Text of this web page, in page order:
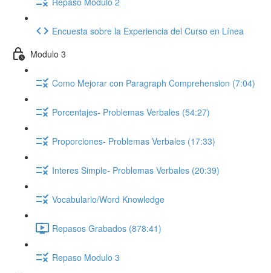
Encuesta sobre la Experiencia del Curso en Línea
Modulo 3
Como Mejorar con Paragraph Comprehension (7:04)
Porcentajes- Problemas Verbales (54:27)
Proporciones- Problemas Verbales (17:33)
Interes Simple- Problemas Verbales (20:39)
Vocabulario/Word Knowledge
Repasos Grabados (878:41)
Repaso Modulo 3